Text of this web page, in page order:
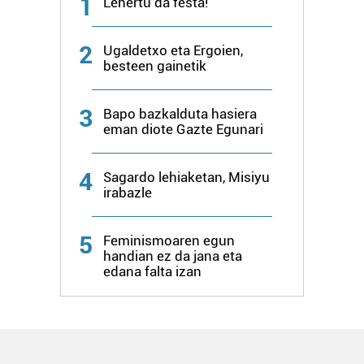
1
2
Ugaldetxo eta Ergoien,
besteen gainetik
3
Bapo bazkalduta hasiera
eman diote Gazte Egunari
4
Sagardo lehiaketan, Misiyu
irabazle
5
Feminismoaren egun
handian ez da jana eta
edana falta izan